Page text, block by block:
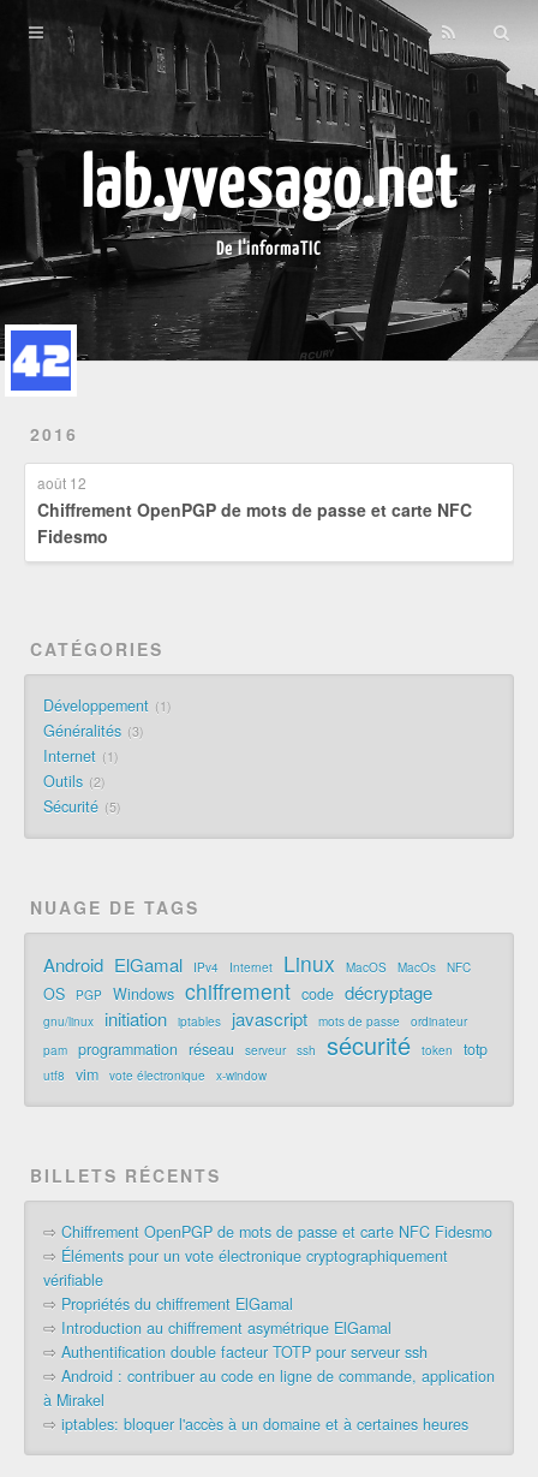
lab.yvesago.net
De l'informaTIC
2016
août 12
Chiffrement OpenPGP de mots de passe et carte NFC
Fidesmo
CATÉGORIES
Développement 1
Généralités 3
Internet 1
Outils 2
Sécurité 5
NUAGE DE TAGS
Android ElGamal IPv4 Internet Linux MacOS MacOs NFC
OS PGP Windows chiffrement code décryptage
gnu/linux initiation iptables javascript mots de passe
ordinateur
pam
programmation réseau serveur ssh sécurité token totp
utf8 vim vote électronique x-window
BILLETS RÉCENTS
⇨ Chiffrement OpenPGP de mots de passe et carte NFC Fidesmo
⇨ Éléments pour un vote électronique cryptographiquement
vérifiable
⇨ Propriétés du chiffrement ElGamal
⇨ Introduction au chiffrement asymétrique ElGamal
⇨ Authentification double facteur TOTP pour serveur ssh
⇨ Android : contribuer au code en ligne de commande, application
à Mirakel
⇨ iptables: bloquer l'accès à un domaine et à certaines heures
Home
Archives